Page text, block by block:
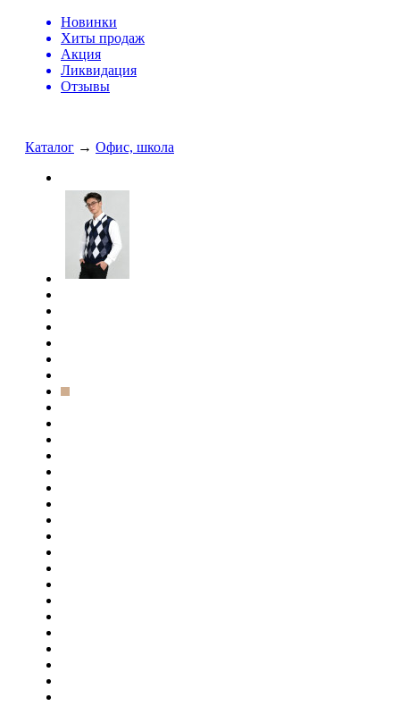
Новинки
Хиты продаж
Акция
Ликвидация
Отзывы
Каталог → Офис, школа